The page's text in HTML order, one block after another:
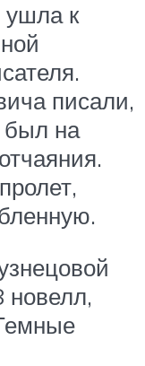
ушла к
писали,
был на
новелл,